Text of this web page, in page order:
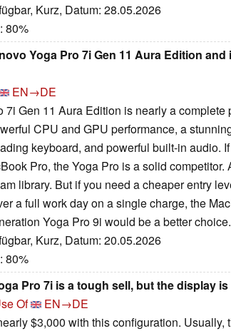
Kurz, Datum: 28.05.2026
: 80%
Yoga Pro 7i Gen 11 Aura Edition
EN→DE
7i Gen 11 Aura Edition is nearly a complete
CPU and GPU performance, a
keyboard, and powerful built-in audio.
Pro, the Yoga Pro is a solid
library. But if you need a cheaper entry
a full work day on a single charge, the
Yoga Pro 9i would be a better choice.
Kurz, Datum: 20.05.2026
: 80%
Pro 7i is a tough sell, but the display
Of
EN→DE
$3,000 with this configuration. Usually,